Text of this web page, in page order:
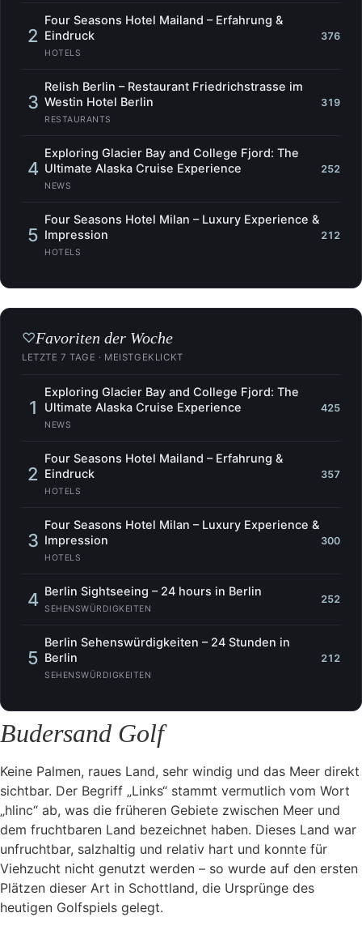
2
Four Seasons Hotel Mailand – Erfahrung &
Eindruck
HOTELS
376
3
Relish Berlin – Restaurant Friedrichstrasse im
Westin Hotel Berlin
RESTAURANTS
319
4
Exploring Glacier Bay and College Fjord: The
Ultimate Alaska Cruise Experience
NEWS
252
5
Four Seasons Hotel Milan – Luxury Experience &
Impression
HOTELS
212
♡Favoriten der Woche
LETZTE 7 TAGE · MEISTGEKLICKT
1
Exploring Glacier Bay and College Fjord: The
Ultimate Alaska Cruise Experience
NEWS
425
2
Four Seasons Hotel Mailand – Erfahrung &
Eindruck
HOTELS
357
3
Four Seasons Hotel Milan – Luxury Experience &
Impression
HOTELS
300
4 Berlin Sightseeing – 24 hours in Berlin
SEHENSWÜRDIGKEITEN
252
5
Berlin Sehenswürdigkeiten – 24 Stunden in
Berlin
SEHENSWÜRDIGKEITEN
212
Budersand Golf
Keine Palmen, raues Land, sehr windig und das Meer direkt
sichtbar. Der Begriff „Links“ stammt vermutlich vom Wort
„hlinc“ ab, was die früheren Gebiete zwischen Meer und
dem fruchtbaren Land bezeichnet haben. Dieses Land war
unfruchtbar, salzhaltig und relativ hart und konnte für
Viehzucht nicht genutzt werden – so wurde auf den ersten
Plätzen dieser Art in Schottland, die Ursprünge des
heutigen Golfspiels gelegt.